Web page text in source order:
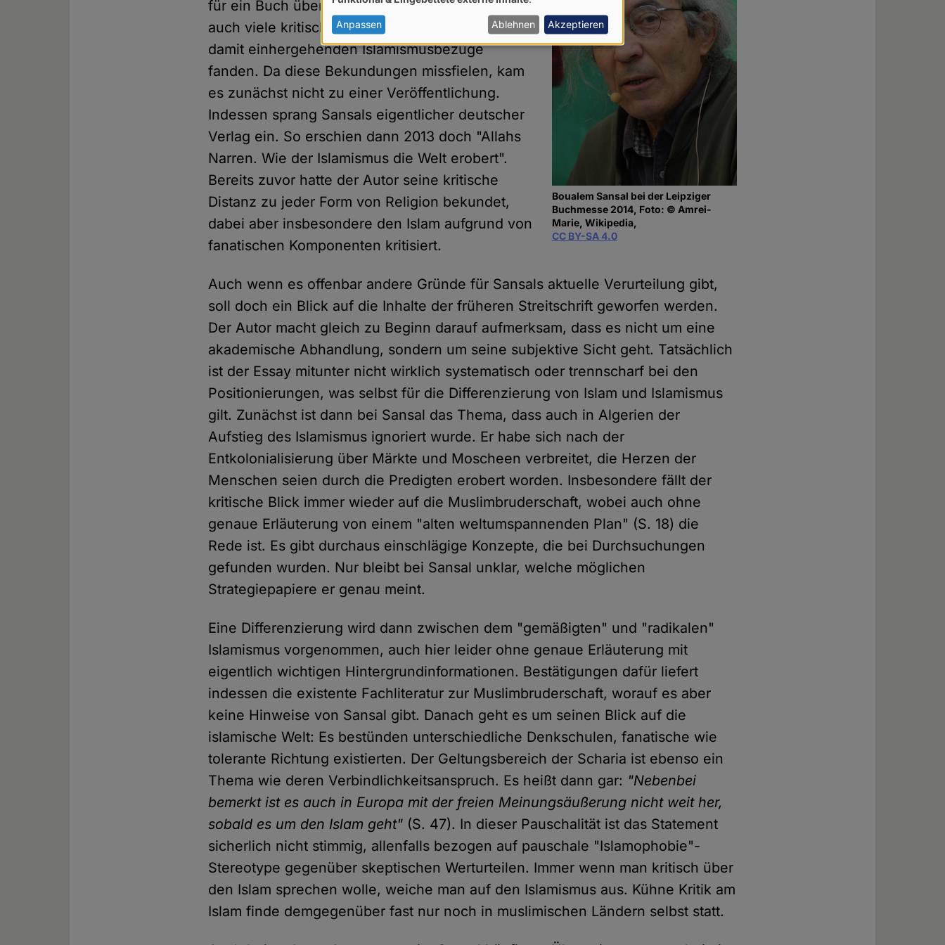
Boualem Sansal bei der Leipziger
Buchmesse 2014, Foto: © Amrei-
Marie, Wikipedia,
CC BY-SA 4.0
für ein Buch über Islamismus erhalten, worin sich
auch viele kritische Aussagen zum Islam und die
damit einhergehenden Islamismusbezüge
fanden. Da diese Bekundungen missfielen, kam
es zunächst nicht zu einer Veröffentlichung.
Indessen sprang Sansals eigentlicher deutscher
Verlag ein. So erschien dann 2013 doch "Allahs
Narren. Wie der Islamismus die Welt erobert".
Bereits zuvor hatte der Autor seine kritische
Distanz zu jeder Form von Religion bekundet,
dabei aber insbesondere den Islam aufgrund von
fanatischen Komponenten kritisiert.
Auch wenn es offenbar andere Gründe für Sansals aktuelle Verurteilung gibt,
soll doch ein Blick auf die Inhalte der früheren Streitschrift geworfen werden.
Der Autor macht gleich zu Beginn darauf aufmerksam, dass es nicht um eine
akademische Abhandlung, sondern um seine subjektive Sicht geht. Tatsächlich
ist der Essay mitunter nicht wirklich systematisch oder trennscharf bei den
Positionierungen, was selbst für die Differenzierung von Islam und Islamismus
gilt. Zunächst ist dann bei Sansal das Thema, dass auch in Algerien der
Aufstieg des Islamismus ignoriert wurde. Er habe sich nach der
Entkolonialisierung über Märkte und Moscheen verbreitet, die Herzen der
Menschen seien durch die Predigten erobert worden. Insbesondere fällt der
kritische Blick immer wieder auf die Muslimbruderschaft, wobei auch ohne
genaue Erläuterung von einem "alten weltumspannenden Plan" (S. 18) die
Rede ist. Es gibt durchaus einschlägige Konzepte, die bei Durchsuchungen
gefunden wurden. Nur bleibt bei Sansal unklar, welche möglichen
Strategiepapiere er genau meint.
Eine Differenzierung wird dann zwischen dem "gemäßigten" und "radikalen"
Islamismus vorgenommen, auch hier leider ohne genaue Erläuterung mit
eigentlich wichtigen Hintergrundinformationen. Bestätigungen dafür liefert
indessen die existente Fachliteratur zur Muslimbruderschaft, worauf es aber
keine Hinweise von Sansal gibt. Danach geht es um seinen Blick auf die
islamische Welt: Es bestünden unterschiedliche Denkschulen, fanatische wie
tolerante Richtung existierten. Der Geltungsbereich der Scharia ist ebenso ein
Thema wie deren Verbindlichkeitsanspruch. Es heißt dann gar: "Nebenbei
bemerkt ist es auch in Europa mit der freien Meinungsäußerung nicht weit her,
sobald es um den Islam geht" (S. 47). In dieser Pauschalität ist das Statement
sicherlich nicht stimmig, allenfalls bezogen auf pauschale "Islamophobie"-
Stereotype gegenüber skeptischen Werturteilen. Immer wenn man kritisch über
den Islam sprechen wolle, weiche man auf den Islamismus aus. Kühne Kritik am
Islam finde demgegenüber fast nur noch in muslimischen Ländern selbst statt.
von
personenbezogenen
Daten
und
Cookies
Anpassen Ablehnen Akzeptieren